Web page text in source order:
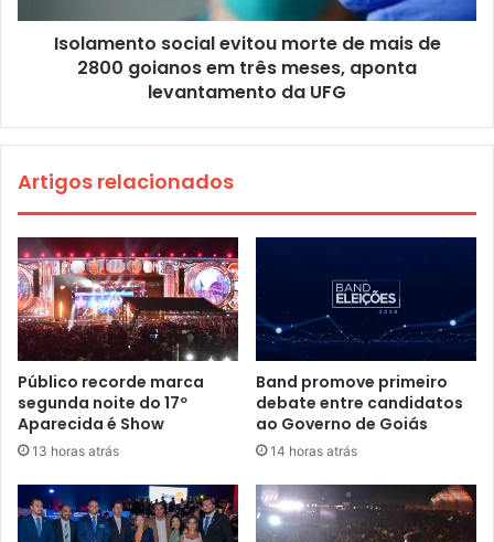
Isolamento social evitou morte de mais de
2800 goianos em três meses, aponta
levantamento da UFG
Artigos relacionados
Público recorde marca
segunda noite do 17º
Aparecida é Show
13 horas atrás
Band promove primeiro
debate entre candidatos
ao Governo de Goiás
14 horas atrás